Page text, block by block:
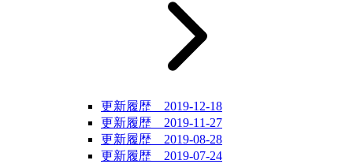
更新履歴 2019-12-18
更新履歴 2019-11-27
更新履歴 2019-08-28
更新履歴 2019-07-24